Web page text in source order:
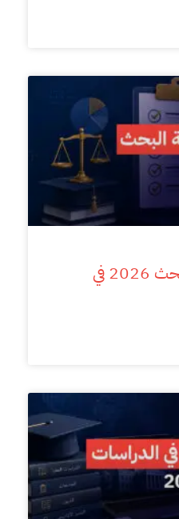
معايير تقييم خطة البحث 2026 في